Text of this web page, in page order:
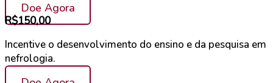
Doe Agora
R$150,00
Incentive o desenvolvimento do ensino e da pesquisa em
nefrologia.